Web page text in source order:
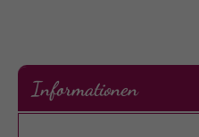
Informationen